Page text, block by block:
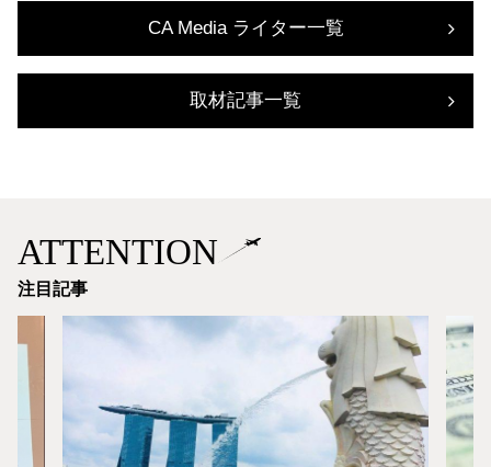
CA Media ライター一覧
取材記事一覧
ATTENTION
注目記事